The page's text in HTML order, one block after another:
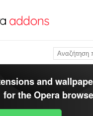
and
for theOpera